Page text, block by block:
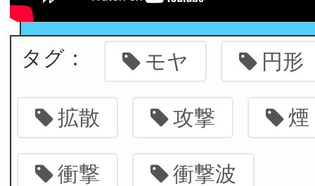
タグ： モヤ 円形
拡散 攻撃 煙
衝撃 衝撃波